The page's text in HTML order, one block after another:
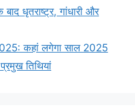
धृतराष्ट्र, गांधारी और
कहां लगेगा साल 2025
तिथियां